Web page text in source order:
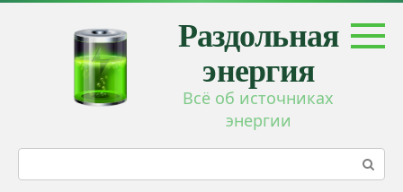
Перейти
Раздольная
энергия
Всё об источниках
энергии